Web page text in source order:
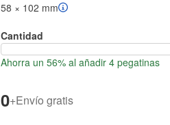
58 × 102 mm
Cantidad
Ahorra un 56% al añadir 4 pegatinas
0+Envío gratis